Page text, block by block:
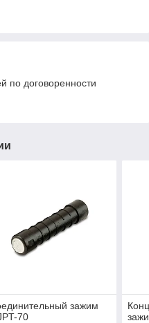
по договоренности
зажим
70